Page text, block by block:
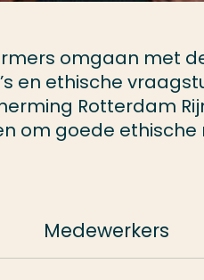
omgaan met
en ethische
Rotterdam
om goede ethische
Medewerkers